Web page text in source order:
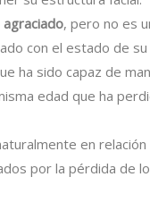
, pero no es
con el estado de
ha sido capaz de
edad que ha
en relación
por la pérdida de